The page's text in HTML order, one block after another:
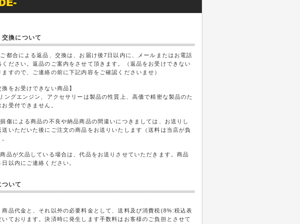
交換について
都合による返品、交換は、お届け後7日以内に、メールまたはお電話
ください。返品のご案内をさせて頂きます。（返品をお受けできない
ますので、ご連絡の前に下記内容をご確認くださいませ）
換をお受けできない商品】
ングエンジン、アクセサリーは製品の性質上、高価で精密な製品のた
受付できません。
傷による商品の不良や納品商品の間違いにつきましては、お送りし
送いただいた後にご注文の商品をお送りいたします（送料は当店が負
品が欠品している場合は、代品をお送りさせていただきます。商品
日以内にご連絡ください。
ついて
商品代金と、それ以外の必要料金として、送料及び消費税(8%:税込表
いております。決済時に発生します手数料はお客様のご負担とさせて